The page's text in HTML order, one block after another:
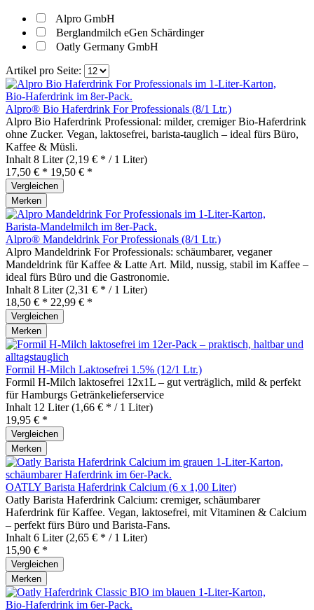
Alpro GmbH
Berglandmilch eGen Schärdinger
Oatly Germany GmbH
Artikel pro Seite:
Alpro® Bio Haferdrink For Professionals (8/1 Ltr.)
Alpro Bio Haferdrink Professional: milder, cremiger Bio‑Haferdrink
ohne Zucker. Vegan, laktosefrei, barista‑tauglich – ideal fürs Büro,
Kaffee & Müsli.
Inhalt 8 Liter(2,19 € * / 1 Liter)
17,50 € * 19,50 € *
Vergleichen
Merken
Alpro® Mandeldrink For Professionals (8/1 Ltr.)
Alpro Mandeldrink For Professionals: schäumbarer, veganer
Mandeldrink für Kaffee & Latte Art. Mild, nussig, stabil im Kaffee –
ideal fürs Büro und die Gastronomie.
Inhalt 8 Liter(2,31 € * / 1 Liter)
18,50 € * 22,99 € *
Vergleichen
Merken
Formil H-Milch Laktosefrei 1.5% (12/1 Ltr.)
Formil H-Milch laktosefrei 12x1L – gut verträglich, mild & perfekt
für Hamburgs Getränkelieferservice
Inhalt 12 Liter(1,66 € * / 1 Liter)
19,95 € *
Vergleichen
Merken
OATLY Barista Haferdrink Calcium (6 x 1,00 Liter)
Oatly Barista Haferdrink Calcium: cremiger, schäumbarer
Haferdrink für Kaffee. Vegan, laktosefrei, mit Vitaminen & Calcium
– perfekt fürs Büro und Barista‑Fans.
Inhalt 6 Liter(2,65 € * / 1 Liter)
15,90 € *
Vergleichen
Merken